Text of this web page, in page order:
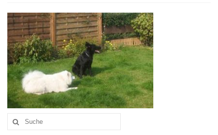
Doppelhäuser
Apartments
Büro/Laden
Anfrage
Umgebung
Urlaub mit Hund
Suche
nach: